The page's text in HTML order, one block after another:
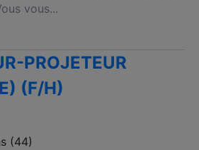
vous...
PROJETEUR
(F/H)
(44)